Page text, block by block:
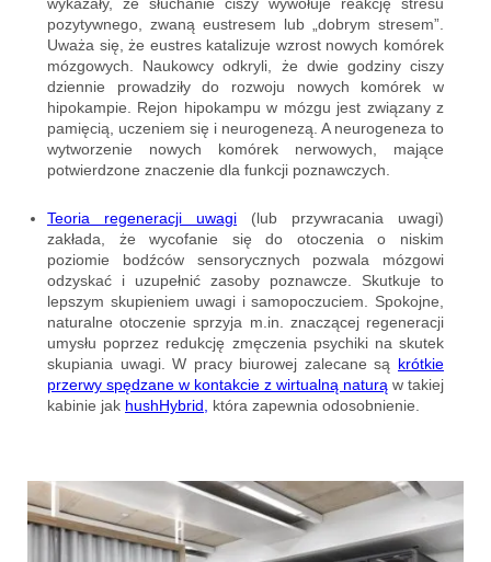
pozytywnego, zwaną eustresem lub „dobrym stresem”.
Uważa się, że eustres katalizuje wzrost nowych komórek
mózgowych. Naukowcy odkryli, że dwie godziny ciszy
dziennie prowadziły do rozwoju nowych komórek w
hipokampie. Rejon hipokampu w mózgu jest związany z
pamięcią, uczeniem się i neurogenezą. A neurogeneza to
wytworzenie nowych komórek nerwowych, mające
potwierdzone znaczenie dla funkcji poznawczych.
Teoria regeneracji uwagi (lub przywracania uwagi)
zakłada, że wycofanie się do otoczenia o niskim
poziomie bodźców sensorycznych pozwala mózgowi
odzyskać i uzupełnić zasoby poznawcze. Skutkuje to
lepszym skupieniem uwagi i samopoczuciem. Spokojne,
naturalne otoczenie sprzyja m.in. znaczącej regeneracji
umysłu poprzez redukcję zmęczenia psychiki na skutek
skupiania uwagi. W pracy biurowej zalecane są krótkie
przerwy spędzane w kontakcie z wirtualną naturą w takiej
kabinie jak hushHybrid, która zapewnia odosobnienie.